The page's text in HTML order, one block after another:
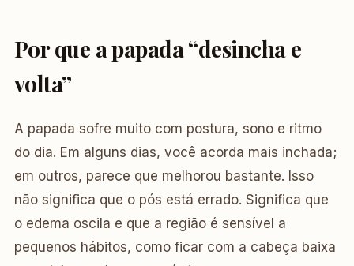
Por que a papada “desincha e
volta”
A papada sofre muito com postura, sono e ritmo
do dia. Em alguns dias, você acorda mais inchada;
em outros, parece que melhorou bastante. Isso
não significa que o pós está errado. Significa que
o edema oscila e que a região é sensível a
pequenos hábitos, como ficar com a cabeça baixa